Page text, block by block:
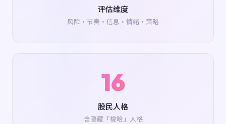
评估维度
风险·节奏·信息·情绪·策略
16
股民人格
含隐藏「梭哈」人格